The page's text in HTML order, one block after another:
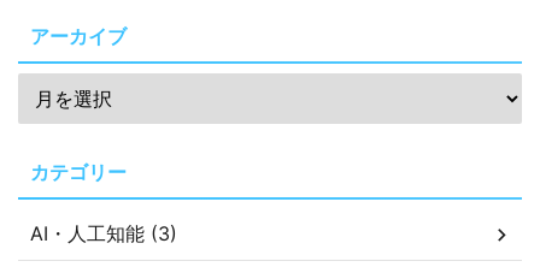
アーカイブ
カテゴリー
AI・人工知能 (3)